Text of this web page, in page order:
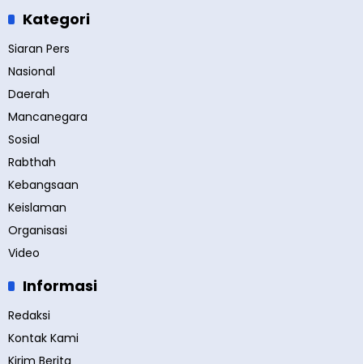
Kategori
Siaran Pers
Nasional
Daerah
Mancanegara
Sosial
Rabthah
Kebangsaan
Keislaman
Organisasi
Video
Informasi
Redaksi
Kontak Kami
Kirim Berita